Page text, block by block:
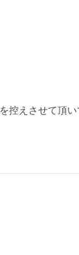
控えさせて頂